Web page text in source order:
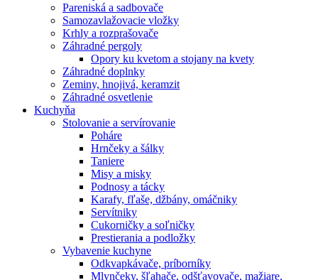
Pareniská a sadbovače
Samozavlažovacie vložky
Krhly a rozprašovače
Záhradné pergoly
Opory ku kvetom a stojany na kvety
Záhradné doplnky
Zeminy, hnojivá, keramzit
Záhradné osvetlenie
Kuchyňa
Stolovanie a servírovanie
Poháre
Hrnčeky a šálky
Taniere
Misy a misky
Podnosy a tácky
Karafy, fľaše, džbány, omáčniky
Servítniky
Cukorničky a soľničky
Prestierania a podložky
Vybavenie kuchyne
Odkvapkávače, príborníky
Mlynčeky, šľahače, odšťavovače, mažiare,